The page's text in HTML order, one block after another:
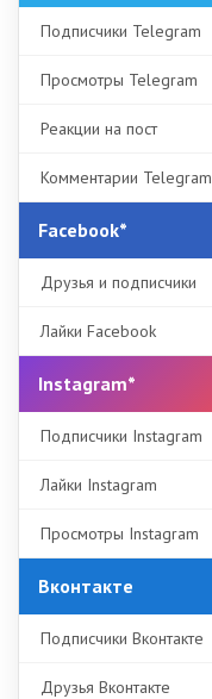
Подписчики Telegram
Просмотры Telegram
Реакции на пост
Комментарии Telegram
Facebook*
Друзья и подписчики
Лайки Facebook
Instagram*
Подписчики Instagram
Лайки Instagram
Просмотры Instagram
Вконтакте
Подписчики Вконтакте
Друзья Вконтакте